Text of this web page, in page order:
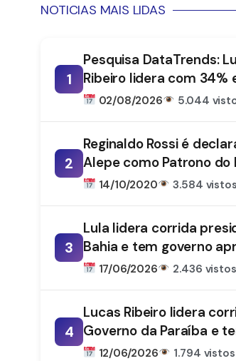
NOTICIAS MAIS LIDAS
1
Pesquisa DataTrends:
Ribeiro lidera com 34%
vantagem na disputa
02/08/2026 5.044
2
Reginaldo Rossi é
Alepe como Patrono do
14/10/2020 3.584 vistos
3
Lula lidera corrida
Bahia e tem governo
61%, aponta DataTrends
17/06/2026 2.436 vistos
4
Lucas Ribeiro lidera
Governo da Paraíba e
aprovada por 66%,
12/06/2026 1.794 vistos